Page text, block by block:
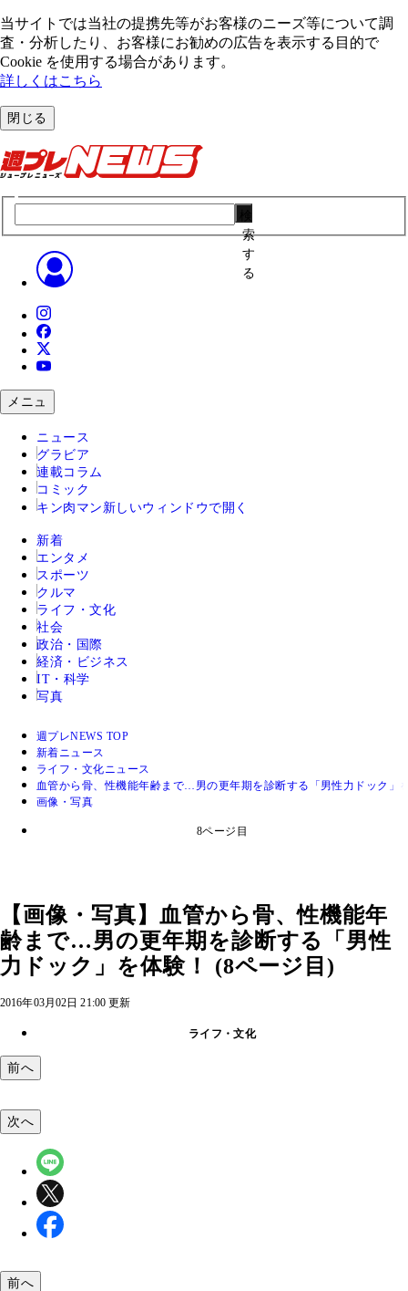
当サイトでは当社の提携先等がお客様のニーズ等について調
査・分析したり、お客様にお勧めの広告を表⽰する⽬的で
Cookie を使⽤する場合があります。
詳しくはこちら
閉じる
索
す
る
メニュ
ニュース
グラビア
連載コラム
コミック
キン肉マン 新しいウィンドウで開く
新着
エンタメ
スポーツ
クルマ
ライフ・文化
社会
政治・国際
経済・ビジネス
IT・科学
写真
週プレNEWS TOP
新着ニュース
ライフ・文化ニュース
血管から骨、性機能年齢まで…男の更年期を診断する「男性力ドック」
画像・写真
8ページ目
【画像・写真】血管から骨、性機能年
齢まで…男の更年期を診断する「男性
力ドック」を体験！ (8ページ目)
2016年03月02日 21:00 更新
ライフ・文化
前へ
次へ
前へ